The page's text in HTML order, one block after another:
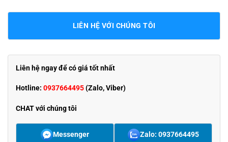
LIÊN HỆ VỚI CHÚNG TÔI
Liên hệ ngay để có giá tốt nhất
Hotline: 0937664495(Zalo, Viber)
CHAT với chúng tôi
Messenger Zalo: 0937664495